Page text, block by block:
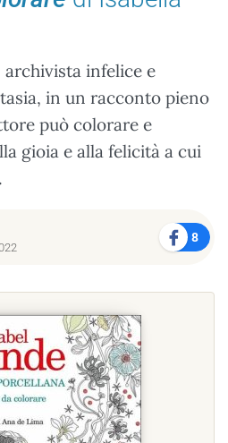
infelice e
in un racconto pieno
può colorare e
gioia e alla felicità a cui
8